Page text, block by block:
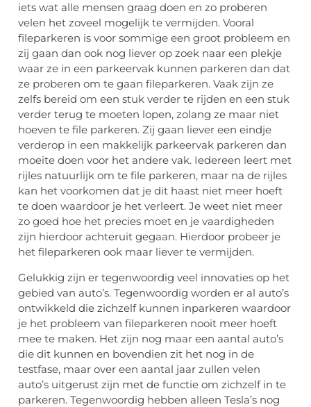
iets wat alle mensen graag doen en zo proberen
velen het zoveel mogelijk te vermijden. Vooral
fileparkeren is voor sommige een groot probleem en
zij gaan dan ook nog liever op zoek naar een plekje
waar ze in een parkeervak kunnen parkeren dan dat
ze proberen om te gaan fileparkeren. Vaak zijn ze
zelfs bereid om een stuk verder te rijden en een stuk
verder terug te moeten lopen, zolang ze maar niet
hoeven te file parkeren. Zij gaan liever een eindje
verderop in een makkelijk parkeervak parkeren dan
moeite doen voor het andere vak. Iedereen leert met
rijles natuurlijk om te file parkeren, maar na de rijles
kan het voorkomen dat je dit haast niet meer hoeft
te doen waardoor je het verleert. Je weet niet meer
zo goed hoe het precies moet en je vaardigheden
zijn hierdoor achteruit gegaan. Hierdoor probeer je
het fileparkeren ook maar liever te vermijden.
Gelukkig zijn er tegenwoordig veel innovaties op het
gebied van auto’s. Tegenwoordig worden er al auto’s
ontwikkeld die zichzelf kunnen inparkeren waardoor
je het probleem van fileparkeren nooit meer hoeft
mee te maken. Het zijn nog maar een aantal auto’s
die dit kunnen en bovendien zit het nog in de
testfase, maar over een aantal jaar zullen velen
auto’s uitgerust zijn met de functie om zichzelf in te
parkeren. Tegenwoordig hebben alleen Tesla’s nog